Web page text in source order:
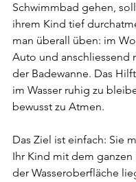
Schwimmbad gehen,
ihrem Kind tief
man überall üben: im
Auto und anschliessend
der Badewanne. Das
im Wasser ruhig zu
bewusst zu Atmen.
Das Ziel ist einfach: Sie
Ihr Kind mit dem ganzen
der Wasseroberfläche